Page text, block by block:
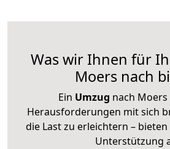
Was wir Ihnen für
Moers nach
Ein Umzug nach
Herausforderungen mit sich
die Last zu erleichtern –
Unterstützung